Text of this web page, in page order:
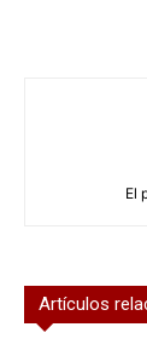
El
Artículos